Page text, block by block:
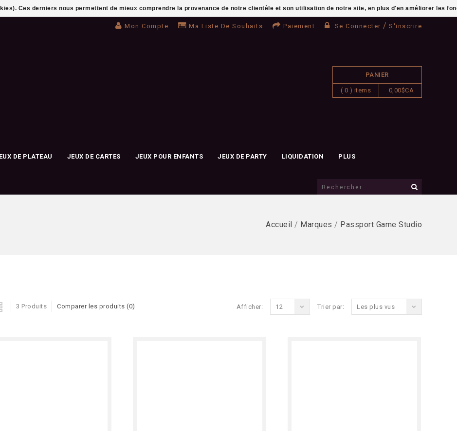
Mon Compte Ma Liste De Souhaits Paiement Se Connecter / S'inscrire
PANIER
( 0 ) items 0,00$CA
DE PLATEAU JEUX DE CARTES JEUX POUR ENFANTS JEUX DE PARTY LIQUIDATION PLUS
Accueil / Marques / Passport Game Studio
3 Produits Comparer les produits (0) Trier par: Les plus vus
Afficher: 12
Ces derniers nous permettent de mieux comprendre la provenance de notre clientèle et son utilisation de notre site, en plus d'en améliorer les